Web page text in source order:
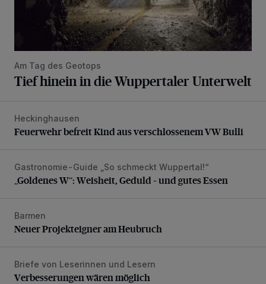
Am Tag des Geotops
Tief hinein in die Wuppertaler Unterwelt
Feuerwehr befreit Kind aus verschlossenem VW Bulli
Heckinghausen
Feuerwehr befreit Kind aus verschlossenem VW Bulli
„Goldenes W“: Weisheit, Geduld – und gutes Essen
Gastronomie-Guide „So schmeckt Wuppertal!“
„Goldenes W“: Weisheit, Geduld – und gutes Essen
Neuer Projekteigner am Heubruch
Barmen
Neuer Projekteigner am Heubruch
Verbesserungen wären möglich
Briefe von Leserinnen und Lesern
Verbesserungen wären möglich